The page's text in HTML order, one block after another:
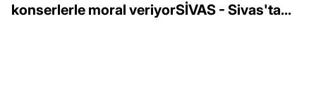
konserlerle moral veriyorSİVAS - Sivas'ta...